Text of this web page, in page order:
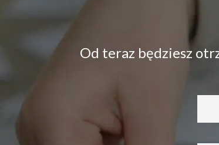
Od teraz będziesz